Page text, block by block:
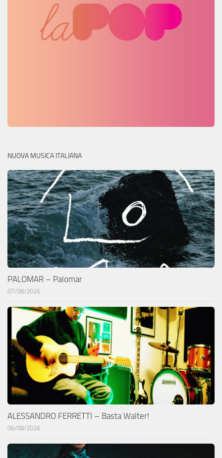
NUOVA MUSICA ITALIANA
PALOMAR – Palomar
07/08/2026
ALESSANDRO FERRETTI – Basta Walter!
06/08/2026